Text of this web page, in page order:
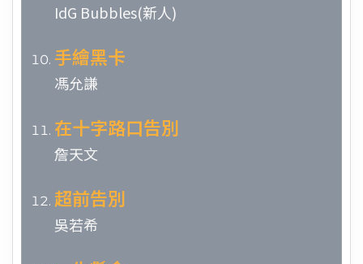
IdG Bubbles(新人)
手繪黑卡
馮允謙
在十字路口告別
詹天文
超前告別
吳若希